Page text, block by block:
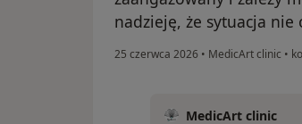
nadzieję, że sytuacja nie
25 czerwca 2026 • MedicArt clinic •
MedicArt clinic